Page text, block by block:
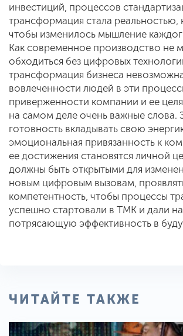
инвестиций, процессов
трансформация стала реальностью,
чтобы изменилось мышление
Как современное производство не
обходиться без цифровых
трансформация бизнеса
вовлеченности людей в эти
приверженности компании и ее
на самом деле очень важные слова.
готовность вкладывать свою
эмоциональная привязанность к
ее достижения становятся личной
должны быть открытыми для
новым цифровым вызовам,
компетентность, чтобы процессы
успешно стартовали в ТМК и дали
потрясающую эффективность в
ЧИТАЙТЕ ТАКЖЕ